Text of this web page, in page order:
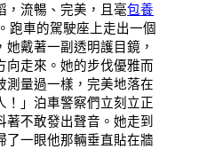
，流暢、完美，且毫包養
跑車的駕駛座上走出一個
戴著一副透明護目鏡，
向走來。她的步伐優雅而
測量過一樣，完美地落在
！」泊車警察們立刻立正
不敢發出聲音。她走到
了一眼他那輛垂直貼在牆